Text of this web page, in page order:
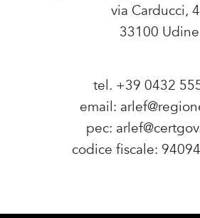
via Carducci,
33100 Udine
tel. +39 0432
email:
pec:
codice fiscale: